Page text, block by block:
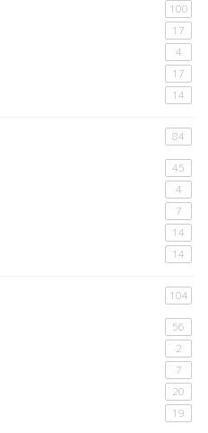
100
17
4
17
14
84
45
4
7
14
14
104
56
2
7
20
19